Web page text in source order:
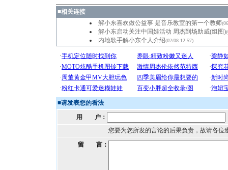
■相关连接
解小东喜欢做公益事 是音乐教室的第一个教师
解小东启动关注中国娃活动 周杰到场助威(组图)
内地歌手解小东个人介绍(02/08 12:57)
■请发表您的看法
用 户：
您要为您所发的言论的后果负责，故请各位
留 言：